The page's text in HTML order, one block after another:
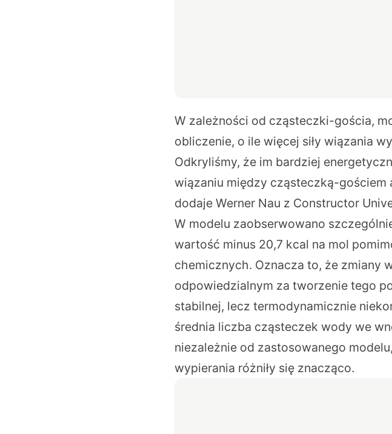
W zależności od cząsteczki-gościa,
obliczenie, o ile więcej siły wiązania
Odkryliśmy, że im bardziej
wiązaniu między cząsteczką-gościem
dodaje Werner Nau z Constructor
W modelu zaobserwowano
wartość minus 20,7 kcal na mol
chemicznych. Oznacza to, że zmiany
odpowiedzialnym za tworzenie tego
stabilnej, lecz termodynamicznie
średnia liczba cząsteczek wody we
niezależnie od zastosowanego
wypierania różniły się znacząco.